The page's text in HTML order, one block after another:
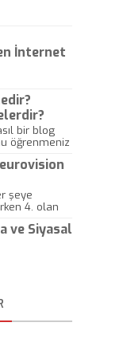
İnternet
bir blog
öğrenmeniz
şeye
4. olan
anlamıştır.
ve Siyasal